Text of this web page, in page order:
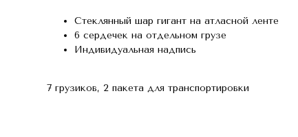
Стеклянный шар гигант на атласной ленте
6 сердечек на отдельном грузе
Индивидуальная надпись
7 грузиков, 2 пакета для транспортировки